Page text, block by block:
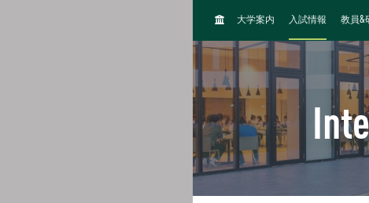
H
M
大学案内 入試情報 教員&